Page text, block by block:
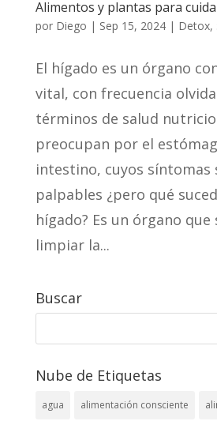
Alimentos y plantas para
por Diego | Sep 15, 2024| Detox,
El hígado es un órgano
vital, con frecuencia
términos de salud
preocupan por el
intestino, cuyos síntomas
palpables ¿pero qué
hígado? Es un órgano que
limpiar la...
Buscar
Nube de Etiquetas
agua alimentación consciente